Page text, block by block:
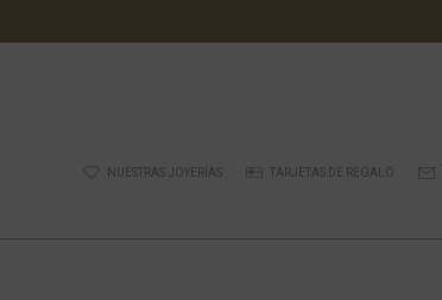
NUESTRAS JOYERÍAS TARJETAS DE REGALO